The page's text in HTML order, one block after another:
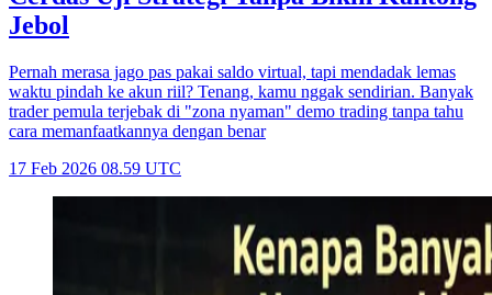
Jebol
Pernah merasa jago pas pakai saldo virtual, tapi mendadak lemas
waktu pindah ke akun riil? Tenang, kamu nggak sendirian. Banyak
trader pemula terjebak di "zona nyaman" demo trading tanpa tahu
cara memanfaatkannya dengan benar
17 Feb 2026 08.59 UTC